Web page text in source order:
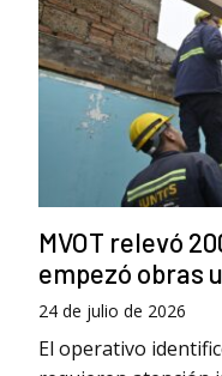
MVOT relevó
empezó obras
24 de julio de 2026
El operativo